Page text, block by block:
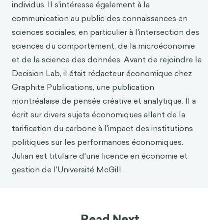
Philanthropie intérieure brute : An international
analysis of GDP, tax and givi
https://www.cafonline.org/docs/default-
source/about-us-policy-and-campaigns/gross-
domestic-philanthropy-feb-2016.pdf
Hernández-Murillo, R. et Roisman, D. (2005, 1er
octobre). The economics of charitable giving :
What gives ? Federal Reserve Bank of St. Louis.
https://www.stlouisfed.org/publications/regiona
l-economist/october-2005/the-economics-of-
charitable-giving-what-gives
Nonprofit Tech for Good. (2018). Rapport sur les
https://rocklandcce.org/resources/2018-global-
(2018). How far is the suffering ? Le rôle de la
individus. Il s'intéresse également à la
communication au public des connaissances en
sciences sociales, en particulier à l'intersection des
sciences du comportement, de la microéconomie
et de la science des données. Avant de rejoindre le
Decision Lab, il était rédacteur économique chez
Graphite Publications, une publication
montréalaise de pensée créative et analytique. Il a
écrit sur divers sujets économiques allant de la
tarification du carbone à l'impact des institutions
politiques sur les performances économiques.
Julian est titulaire d'une licence en économie et
gestion de l'Université McGill.